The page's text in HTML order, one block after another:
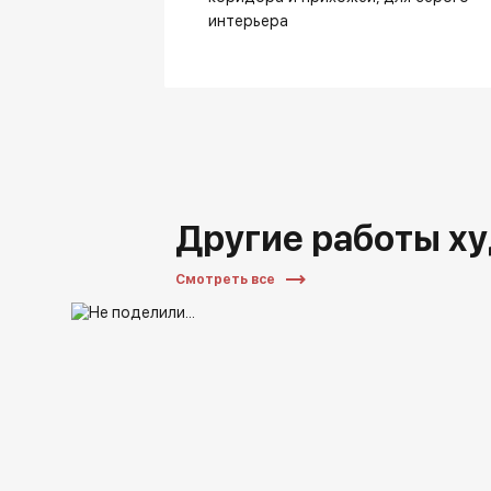
интерьера
Другие работы
Смотреть все